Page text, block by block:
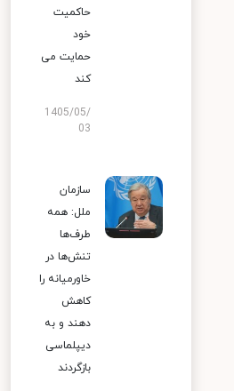
حاکمیت
خود
حمایت می
کند
1405/05/
03
سازمان
ملل: همه
طرف‌ها
تنش‌ها در
خاورمیانه را
کاهش
دهند و به
دیپلماسی
بازگردند